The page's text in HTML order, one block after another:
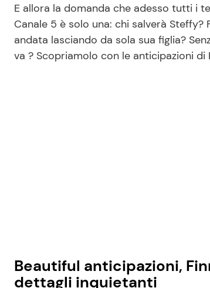
E allora la domanda che adesso tutti i
Canale 5 è solo una: chi salverà
andata lasciando da sola sua figlia?
va ? Scopriamolo con le anticipazioni di
Beautiful anticipazioni,
dettagli inquietanti